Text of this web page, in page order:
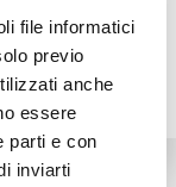
file informatici
previo
anche
essere
parti e con
inviarti